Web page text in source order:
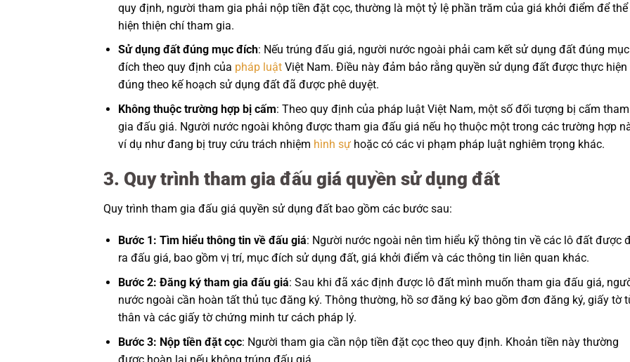
quy định, người tham gia phải nộp tiền đặt cọc, thường là một tỷ lệ phần trăm của giá khởi điểm để thể
hiện thiện chí tham gia.
Sử dụng đất đúng mục đích: Nếu trúng đấu giá, người nước ngoài phải cam kết sử dụng đất đúng mục
đích theo quy định của pháp luậtViệt Nam. Điều này đảm bảo rằng quyền sử dụng đất được thực hiện
đúng theo kế hoạch sử dụng đất đã được phê duyệt.
Không thuộc trường hợp bị cấm: Theo quy định của pháp luật Việt Nam, một số đối tượng bị cấm tham
gia đấu giá. Người nước ngoài không được tham gia đấu giá nếu họ thuộc một trong các trường hợp
ví dụ như đang bị truy cứu trách nhiệm hình sựhoặc có các vi phạm pháp luật nghiêm trọng khác.
3. Quy trình tham gia đấu giá quyền sử dụng đất
Quy trình tham gia đấu giá quyền sử dụng đất bao gồm các bước sau:
Bước 1: Tìm hiểu thông tin về đấu giá: Người nước ngoài nên tìm hiểu kỹ thông tin về các lô đất được
ra đấu giá, bao gồm vị trí, mục đích sử dụng đất, giá khởi điểm và các thông tin liên quan khác.
Bước 2: Đăng ký tham gia đấu giá: Sau khi đã xác định được lô đất mình muốn tham gia đấu giá,
nước ngoài cần hoàn tất thủ tục đăng ký. Thông thường, hồ sơ đăng ký bao gồm đơn đăng ký, giấy tờ
thân và các giấy tờ chứng minh tư cách pháp lý.
Bước 3: Nộp tiền đặt cọc: Người tham gia cần nộp tiền đặt cọc theo quy định. Khoản tiền này thường
được hoàn lại nếu không trúng đấu giá.